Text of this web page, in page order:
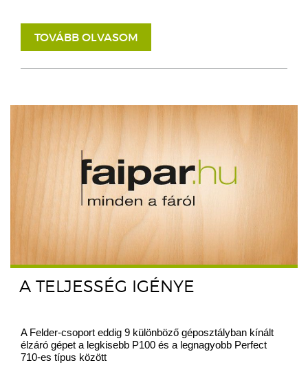
TOVÁBB OLVASOM
A TELJESSÉG IGÉNYE
A Felder-csoport eddig 9 különböző géposztályban kínált
élzáró gépet a legkisebb P100 és a legnagyobb Perfect
710-es típus között